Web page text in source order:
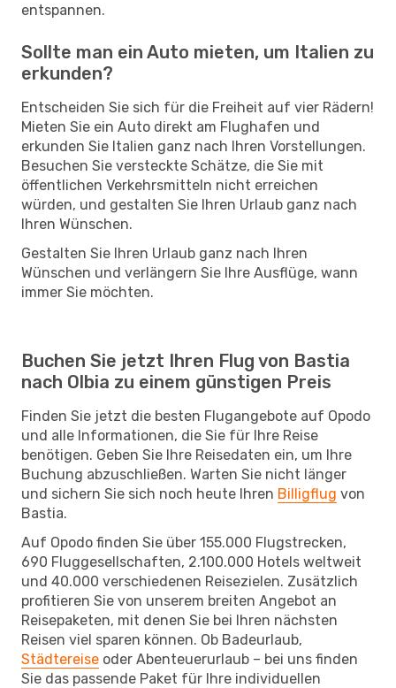
entspannen.
Sollte man ein Auto mieten, um Italien zu
erkunden?
Entscheiden Sie sich für die Freiheit auf vier Rädern!
Mieten Sie ein Auto direkt am Flughafen und
erkunden Sie Italien ganz nach Ihren Vorstellungen.
Besuchen Sie versteckte Schätze, die Sie mit
öffentlichen Verkehrsmitteln nicht erreichen
würden, und gestalten Sie Ihren Urlaub ganz nach
Ihren Wünschen.
Gestalten Sie Ihren Urlaub ganz nach Ihren
Wünschen und verlängern Sie Ihre Ausflüge, wann
immer Sie möchten.
Buchen Sie jetzt Ihren Flug von Bastia
nach Olbia zu einem günstigen Preis
Finden Sie jetzt die besten Flugangebote auf Opodo
und alle Informationen, die Sie für Ihre Reise
benötigen. Geben Sie Ihre Reisedaten ein, um Ihre
Buchung abzuschließen. Warten Sie nicht länger
und sichern Sie sich noch heute Ihren Billigflug von
Bastia.
Auf Opodo finden Sie über 155.000 Flugstrecken,
690 Fluggesellschaften, 2.100.000 Hotels weltweit
und 40.000 verschiedenen Reisezielen. Zusätzlich
profitieren Sie von unserem breiten Angebot an
Reisepaketen, mit denen Sie bei Ihren nächsten
Reisen viel sparen können. Ob Badeurlaub,
Städtereise oder Abenteuerurlaub – bei uns finden
Sie das passende Paket für Ihre individuellen